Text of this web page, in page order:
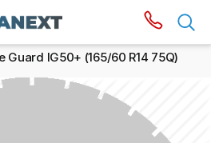
IG50+ (165/60 R14 75Q)